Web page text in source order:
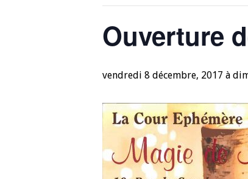
Ouverture
vendredi 8 décembre, 2017 à